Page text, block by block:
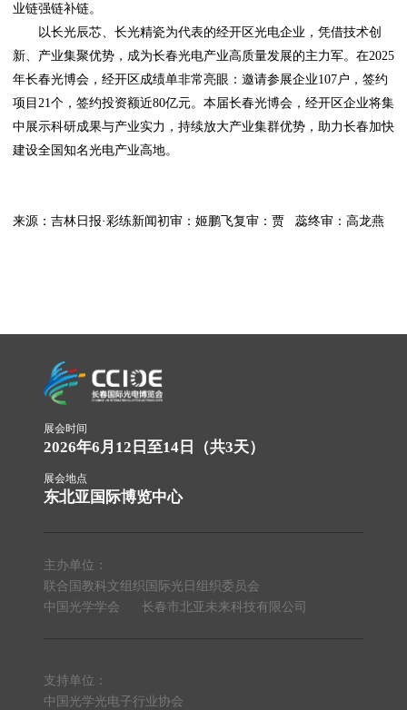
业链强链补链。
以长光辰芯、长光精瓷为代表的经开区光电企业，凭借技术创
新、产业集聚优势，成为长春光电产业高质量发展的主力军。在2025
年长春光博会，经开区成绩单非常亮眼：邀请参展企业107户，签约
项目21个，签约投资额近80亿元。本届长春光博会，经开区企业将集
中展示科研成果与产业实力，持续放大产业集群优势，助力长春加快
建设全国知名光电产业高地。
来源：吉林日报·彩练新闻初审：姬鹏飞复审：贾 蕊终审：高龙燕
展会时间
2026年6月12日至14日（共3天）
展会地点
东北亚国际博览中心
主办单位：
联合国教科文组织国际光日组织委员会
中国光学学会
长春市北亚未来科技有限公司
支持单位：
中国光学光电子行业协会